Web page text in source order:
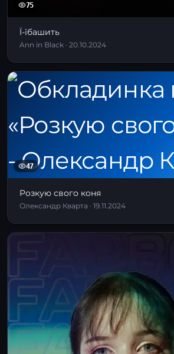
75
Ї-їбашить
Ann in Black · 20.10.2024
47
Розкую свого коня
Олександр Кварта · 19.11.2024